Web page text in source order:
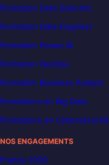
Formation Data Scientist
Formation Data Engineer
Formation Power BI
Formation DevOps
Formation Business Analyst
Formations en Big Data
Formations en Cybersécurité
NOS ENGAGEMENTS
France 2030